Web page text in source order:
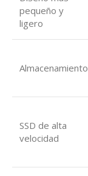
pequeño y
ligero
Almacenamiento
SSD de alta
velocidad